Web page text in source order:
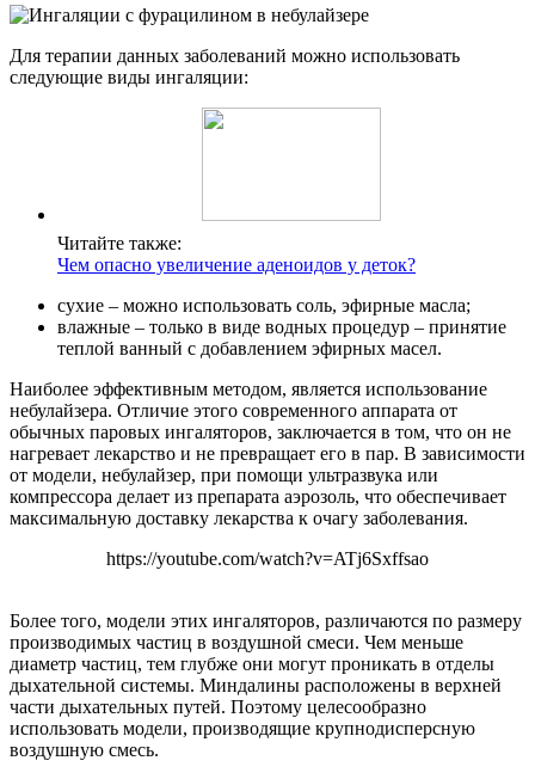
Для терапии данных заболеваний можно использовать
следующие виды ингаляции:
Читайте также:
Чем опасно увеличение аденоидов у деток?
сухие – можно использовать соль, эфирные масла;
влажные – только в виде водных процедур – принятие
теплой ванный с добавлением эфирных масел.
Наиболее эффективным методом, является использование
небулайзера. Отличие этого современного аппарата от
обычных паровых ингаляторов, заключается в том, что он не
нагревает лекарство и не превращает его в пар. В зависимости
от модели, небулайзер, при помощи ультразвука или
компрессора делает из препарата аэрозоль, что обеспечивает
максимальную доставку лекарства к очагу заболевания.
https://youtube.com/watch?v=ATj6Sxffsao
Более того, модели этих ингаляторов, различаются по размеру
производимых частиц в воздушной смеси. Чем меньше
диаметр частиц, тем глубже они могут проникать в отделы
дыхательной системы. Миндалины расположены в верхней
части дыхательных путей. Поэтому целесообразно
использовать модели, производящие крупнодисперсную
воздушную смесь.